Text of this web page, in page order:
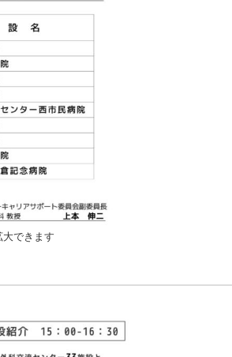
大できます